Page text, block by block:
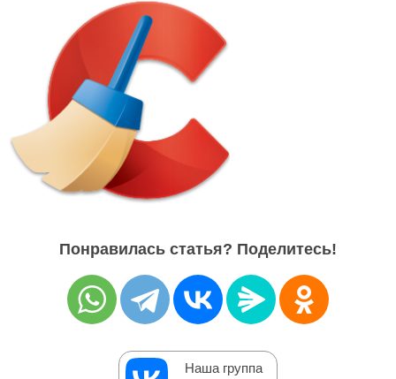
Понравилась статья? Поделитесь!
Наша группа